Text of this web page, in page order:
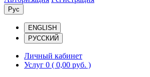
Рус
ENGLISH
РУССКИЙ
Личный кабинет
Услуг 0 ( 0,00 руб. )